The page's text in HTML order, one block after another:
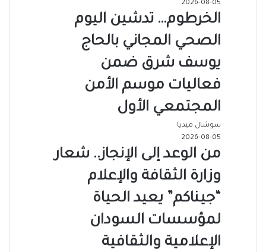
2026-08-05
الخرطوم… تدشين اليوم
الصحي المجاني بالحاج
يوسف شرق ضمن
فعاليات موسم الأمن
المجتمعي الأول
سوشال ميديا
2026-08-05
من الوعد إلى الإنجاز.. شعار
وزارة الثقافة والإعلام
“جيناكم” يعيد الحياة
لمؤسسات السودان
الإعلامية والثقافية